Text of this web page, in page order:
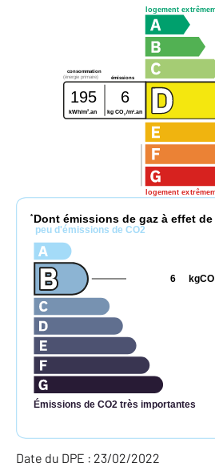
logement
logement
consommation
émissions
(énergie primaire)
195 6
kWh/m2.an kg CO2 /m2 .an
* Dont émissions de gaz à effet de
peu d'émissions de CO2
Émissions de CO2 très importantes
kgCO
6
Date du DPE : 23/02/2022